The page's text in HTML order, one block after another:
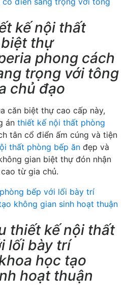
kế nội thất
thự
phong cách
trọng với tông
chủ đạo
căn biệt thự cao cấp này,
án thiết kế nội thất phòng
tân cổ điển ấm cúng và tiện
thất phòng bếp ăn đẹp và
gian biệt thự đón nhận
từ gia chủ.
thiết kế nội thất
lối bày trí
học tạo
hoạt thuận